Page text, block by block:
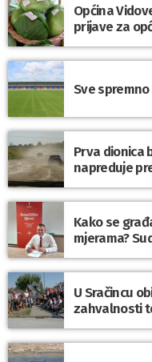
Općina
prijave za
Sve
Prva dionica
napreduje
Kako se
mjerama?
U Sračincu
zahvalnosti